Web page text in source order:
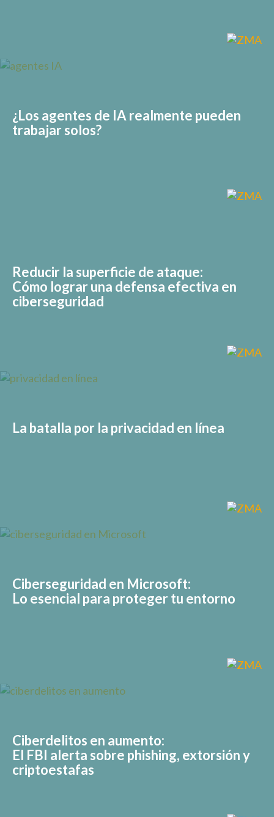
¿Los agentes de IA realmente pueden
trabajar solos?
Reducir la superficie de ataque:
Cómo lograr una defensa efectiva en
ciberseguridad
La batalla por la privacidad en línea
Ciberseguridad en Microsoft:
Lo esencial para proteger tu entorno
Ciberdelitos en aumento:
El FBI alerta sobre phishing, extorsión y
criptoestafas